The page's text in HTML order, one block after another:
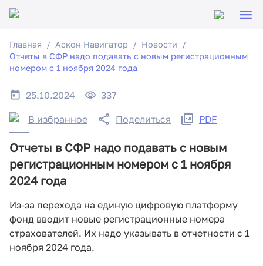
Главная Аскон Навигатор
Новости
Отчеты в СФР надо подавать с новым регистрационным
номером с 1 ноября 2024 года
25.10.2024 337
В избранное Поделиться PDF
Отчеты в СФР надо подавать с новым
регистрационным номером с 1 ноября
2024 года
Из-за перехода на единую цифровую платформу
фонд вводит новые регистрационные номера
страхователей. Их надо указывать в отчетности с 1
ноября 2024 года.